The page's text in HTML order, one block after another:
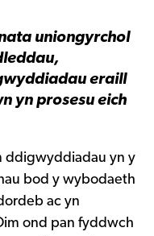
uniongyrchol
eraill
yn prosesu eich
ddigwyddiadau yn y
bod y wybodaeth
ac yn
ond pan fyddwch